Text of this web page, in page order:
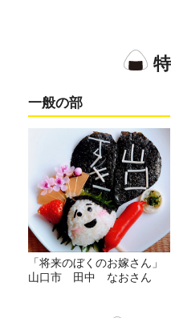
一般の部
「将来のぼくのお嫁さん」
山口市 田中 なおさん